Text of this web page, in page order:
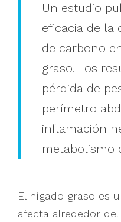
Un estudio
eficacia de la
de carbono
graso. Los
pérdida de
perímetro
inflamación
metabolismo
El hígado graso es
afecta alrededor